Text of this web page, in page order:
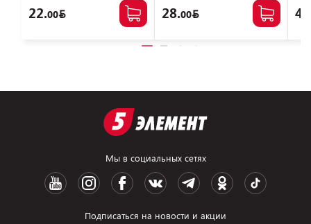
22.00 28.00
Мы в социальных сетях
Подписаться на новости и акции